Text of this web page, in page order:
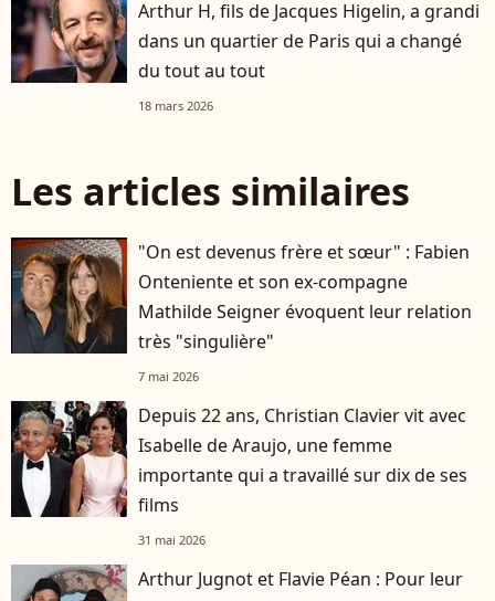
Arthur H, fils de Jacques Higelin, a grandi
dans un quartier de Paris qui a changé
du tout au tout
18 mars 2026
Les articles similaires
"On est devenus frère et sœur" : Fabien
Onteniente et son ex-compagne
Mathilde Seigner évoquent leur relation
très "singulière"
7 mai 2026
Depuis 22 ans, Christian Clavier vit avec
Isabelle de Araujo, une femme
importante qui a travaillé sur dix de ses
films
31 mai 2026
Arthur Jugnot et Flavie Péan : Pour leur